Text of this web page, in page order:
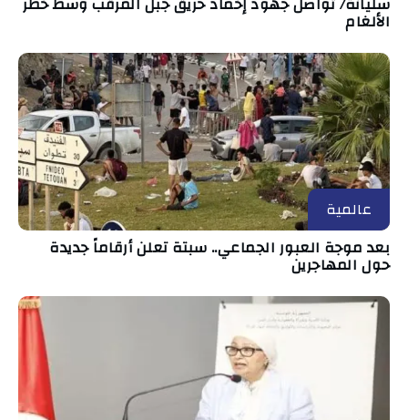
الألغام
عالمية
بعد موجة العبور الجماعي.. سبتة تعلن أرقاماً جديدة
حول المهاجرين